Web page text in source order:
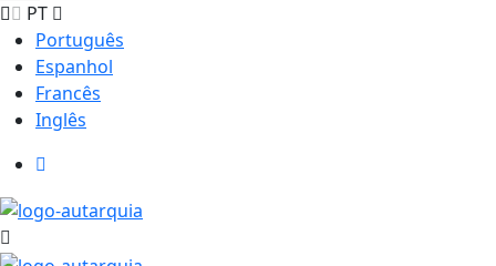
PT
Português
Espanhol
Francês
Inglês